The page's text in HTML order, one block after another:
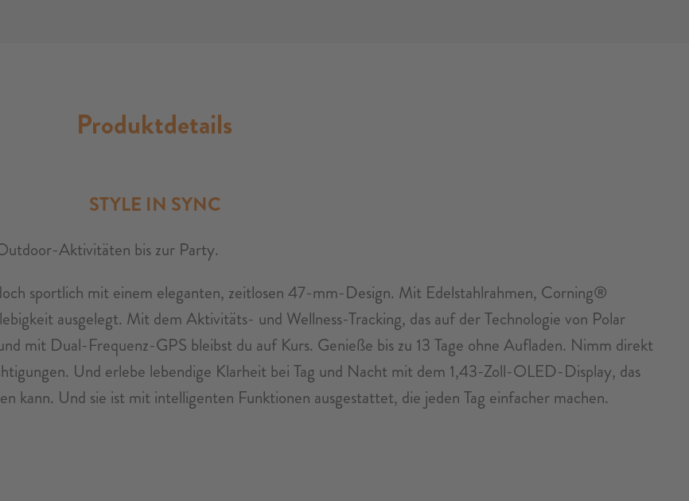
Produktdetails
STYLE IN SYNC
Aktivitäten bis zur Party.
sportlich mit einem eleganten, zeitlosen 47-mm-Design. Mit Edelstahlrahmen, Corning®
ausgelegt. Mit dem Aktivitäts- und Wellness-Tracking, das auf der Technologie von Polar
mit Dual-Frequenz-GPS bleibst du auf Kurs. Genieße bis zu 13 Tage ohne Aufladen. Nimm direkt
Und erlebe lebendige Klarheit bei Tag und Nacht mit dem 1,43-Zoll-OLED-Display, das
kann. Und sie ist mit intelligenten Funktionen ausgestattet, die jeden Tag einfacher machen.